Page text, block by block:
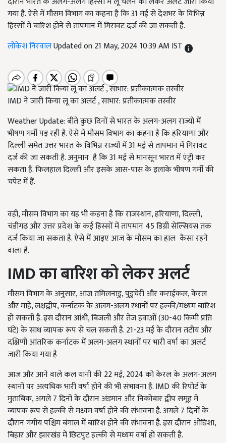
गया है. ऐसे में मौसम विभाग का कहना है कि 31 मई से देशभर के विभिन्न
हिस्सों में बारिश होने से तापमान में गिरावट दर्ज की जा सकती है.
लोकेश निरवालUpdated on 21 May, 2024 10:39 AM IST
IMD ने जारी किया लू का अलर्ट , साभार: प्रतीकात्मक तस्वीर
Weather Update: बीते कुछ दिनों से भारत के अलग-अलग राज्यों में
भीषण गर्मी पड़ रही है. ऐसे में मौसम विभाग का कहना है कि हरियाणा और
दिल्ली समेत उत्तर भारत के विभिन्न राज्यों में 31 मई से तापमान में गिरावट
दर्ज की जा सकती है. अनुमान है कि 31 मई से मानसून भारत में एंट्री कर
सकता है. फिलहाल दिल्ली और इसके आस-पास के इलाके भीषण गर्मी की
चपेट में हैं.
वही, मौसम विभाग का यह भी कहना है कि राजस्थान, हरियाणा, दिल्ली,
चंडीगढ़ और उत्तर प्रदेश के कई हिस्सों में तापमान 45 डिग्री सेल्सियस तक
दर्ज किया जा सकता है. ऐसे में आइए आज के मौसम का हाल कैसा रहने
वाला है.
IMDका बारिश को लेकर अलर्ट
मौसम विभाग के अनुसार,आजतमिलनाडु, पुडुचेरी और कराईकल, केरल
और माहे, लक्षद्वीप, कर्नाटक के अलग-अलग स्थानों पर हल्की/मध्यम बारिश
हो सकती है. इस दौरान आंधी, बिजली और तेज हवाओं (30-40 किमी प्रति
घंटे) के साथ व्यापक रूप से चल सकती है. 21-23 मई के दौरान तटीय और
दक्षिणी आंतरिक कर्नाटक में अलग-अलग स्थानों पर भारी वर्षा का अलर्ट
जारी किया गया है
आज और आने वाले कल यानी की 22 मई, 2024 को केरल के अलग-अलग
स्थानों पर अत्यधिक भारी वर्षा होने की भी संभावना है. IMD की रिपोर्ट के
मुताबिक,अगले7 दिनों के दौरान अंडमान और निकोबार द्वीप समूह में
व्यापक रूप से हल्की से मध्यम वर्षा होने की संभावना है. अगले 7 दिनों के
दौरान गंगीय पश्चिम बंगाल में बारिश होने की संभावना है. इस दौरान ओडिशा,
बिहार और झारखंड में छिटपुट हल्की से मध्यम वर्षा हो सकती है.